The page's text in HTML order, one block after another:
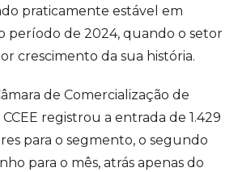
praticamente estável em
período de 2024, quando o setor
crescimento da sua história.
de Comercialização de
registrou a entrada de 1.429
para o segmento, o segundo
para o mês, atrás apenas do